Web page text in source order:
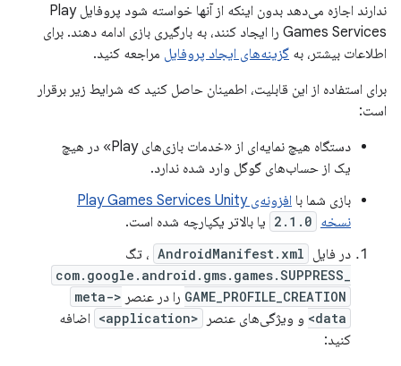
ندارند اجازه می‌دهد بدون اینکه از آنها خواسته شود پروفایل Play
Games Services را ایجاد کنند، به بارگیری بازی ادامه دهند. برای
اطلاعات بیشتر، به گزینه‌های ایجاد پروفایل مراجعه کنید.
برای استفاده از این قابلیت، اطمینان حاصل کنید که شرایط زیر برقرار
است:
دستگاه هیچ نمایه‌ای از «خدمات بازی‌های Play» در هیچ
یک از حساب‌های گوگل وارد شده ندارد.
بازی شما با
افزونه‌ی Play Games Services Unity
نسخه 2.1.0 یا بالاتر یکپارچه شده است.
در فایل AndroidManifest.xml ، تگ
com.google.android.gms.games.SUPPRESS_
GAME_PROFILE_CREATION را در عنصر
<meta-
data>
و ویژگی‌های عنصر <application>
اضافه
کنید: